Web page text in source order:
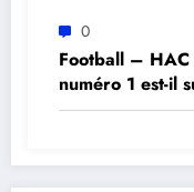
0
Football –
numéro 1 est-il
une révolution ?